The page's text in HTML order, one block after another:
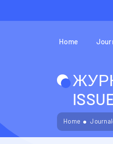
Home
Home